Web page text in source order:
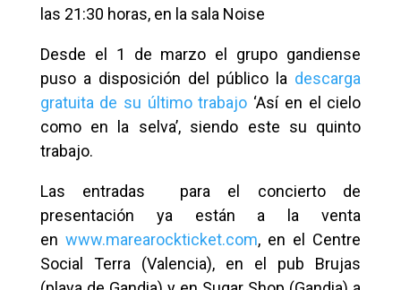
las 21:30 horas, en la sala Noise
Desde el 1 de marzo el grupo gandiense
puso a disposición del público la descarga
gratuita de su último trabajo ‘Así en el cielo
como en la selva’, siendo este su quinto
trabajo.
Las entradas para el concierto de
presentación ya están a la venta
en www.marearockticket.com, en el Centre
Social Terra (Valencia), en el pub Brujas